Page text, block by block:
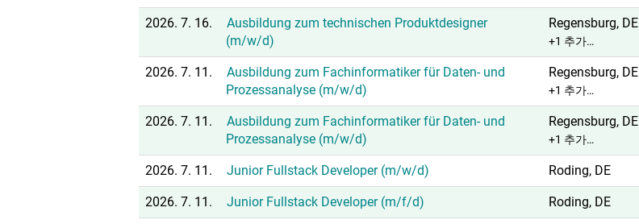
2026. 7. 16.
Ausbildung zum technischen Produktdesigner
(m/w/d)
Regensburg, DE
+1 추가…
2026. 7. 11.
Ausbildung zum Fachinformatiker für Daten- und
Prozessanalyse (m/w/d)
Regensburg, DE
+1 추가…
2026. 7. 11.
Ausbildung zum Fachinformatiker für Daten- und
Prozessanalyse (m/w/d)
Regensburg, DE
+1 추가…
2026. 7. 11. Junior Fullstack Developer (m/w/d) Roding, DE
2026. 7. 11. Junior Fullstack Developer (m/f/d) Roding, DE